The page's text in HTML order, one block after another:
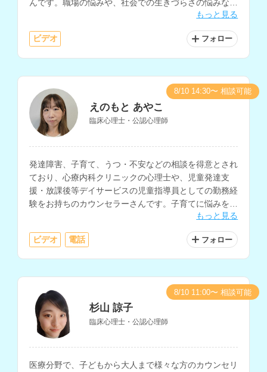
んです。職場の悩みや、社会での生きづらさの悩みなど
もっと見る
ビデオ フォロー
えのもと あやこ
臨床心理士・公認心理師
発達障害、子育て、うつ・不安などの相談を得意とされ
ており、心療内科クリニックの心理士や、児童発達支
援・放課後等デイサービスの児童指導員としての勤務経
験をお持ちのカウンセラーさんです。子育てに悩みを抱
える方への子育てコーチングも得意とされています。
もっと見る
ビデオ 電話 フォロー
8/10 14:30〜 相談可能
杉山 諒子
臨床心理士・公認心理師
医療分野で、子どもから大人まで様々な方のカウンセリ
8/10 11:00〜 相談可能